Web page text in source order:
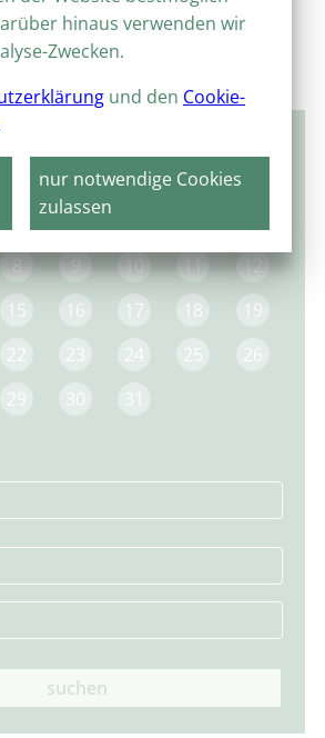
DO FR SA
2
8 9 10 11
12
15 16 17 18
19
22 23 24 25
26
29 30 31
suchen
hinaus verwenden wir
Zwecken.
und den Cookie-
nur notwendige Cookies
zulassen